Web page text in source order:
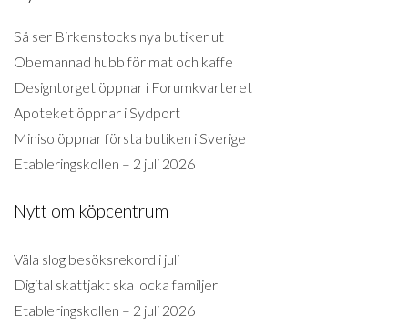
Så ser Birkenstocks nya butiker ut
Obemannad hubb för mat och kaffe
Designtorget öppnar i Forumkvarteret
Apoteket öppnar i Sydport
Miniso öppnar första butiken i Sverige
Etableringskollen – 2 juli 2026
Nytt om köpcentrum
Väla slog besöksrekord i juli
Digital skattjakt ska locka familjer
Etableringskollen – 2 juli 2026